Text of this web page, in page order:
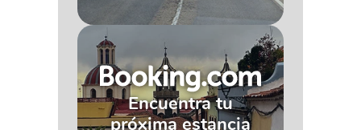
Encuentra tu
próxima estancia